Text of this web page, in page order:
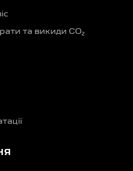
та викиди CO₂